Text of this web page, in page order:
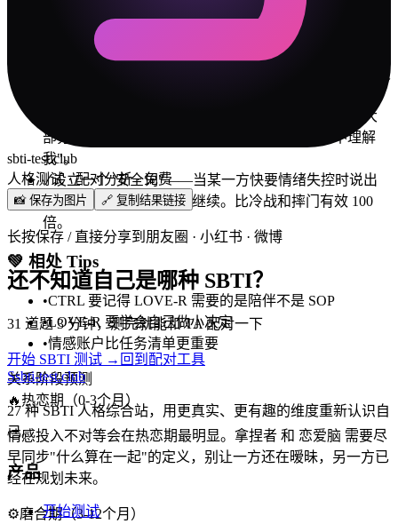
么还没想好"，也别嫌"你怎么不过脑子"。给彼此不同的
决策时间。
拿捏者 说话比较直，但 恋爱脑 可能比你想象中更在意
措辞。批评的时候先肯定，再建议——对 恋爱脑 这种类
每次吵完架，花 5 分钟复盘"我们到底在吵什么"。大
部分时候答案是：吵的不是事情本身，而是"你不理解
我"。
✓设立一个"安全词"——当某一方快要情绪失控时说出
来，双方暂停 15 分钟再继续。比冷战和摔门有效 100
倍。
💚 相处 Tips
•CTRL 要记得 LOVE-R 需要的是陪伴不是 SOP
•LOVE-R 要学会自己做小决定
•情感账户比任务清单更重要
关系阶段预测
🔥热恋期（0-3个月）
情感投入不对等会在热恋期最明显。拿捏者 和 恋爱脑 需要尽
早同步"什么算在一起"的定义，别让一方还在暧昧，另一方已
经在规划未来。
⚙️磨合期（3-12个月）
sbti-test.club
人格测试 · 配对分析 · 免费
📸 保存为图片 🔗 复制结果链接
长按保存 / 直接分享到朋友圈 · 小红书 · 微博
还不知道自己是哪种 SBTI？
31 道题 3 分钟，测完就能和 TA 配对一下
开始 SBTI 测试 → 回到配对工具
Ssbti-test.club
27 种 SBTI 人格综合站，用更真实、更有趣的维度重新认识自
己。
产品
开始测试